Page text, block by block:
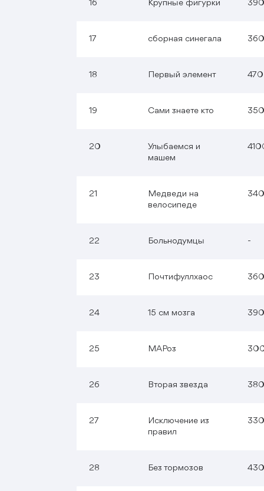
16 Крупные фигурки
17 сборная синегала
18 Первый элемент
19 Сами знаете кто
20
Улыбаемся и
машем
21
Медведи на
велосипеде
22 Больнодумцы -
23 Почтифуллхаос
24 15 см мозга
25 МАРоз
26 Вторая звезда
27
Исключение из
правил
28 Без тормозов